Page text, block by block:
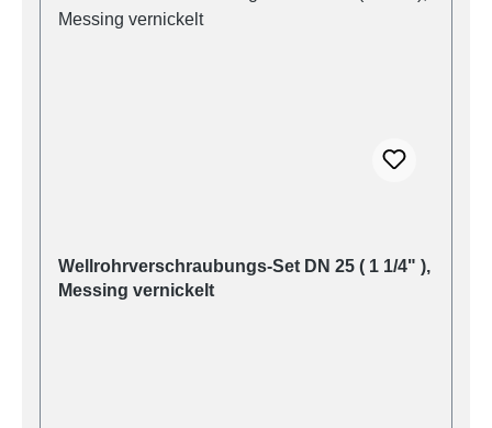
Wellrohrverschraubungs-Set DN 25 ( 1 1/4" ),
Messing vernickelt